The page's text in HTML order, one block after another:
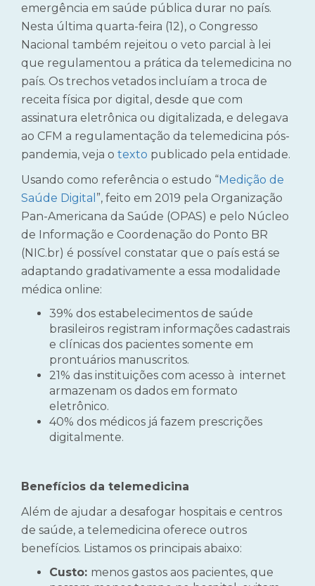
emergência em saúde pública durar no país.
Nesta última quarta-feira (12), o Congresso
Nacional também rejeitou o veto parcial à lei
que regulamentou a prática da telemedicina no
país. Os trechos vetados incluíam a troca de
receita física por digital, desde que com
assinatura eletrônica ou digitalizada, e delegava
ao CFM a regulamentação da telemedicina pós-
pandemia, veja o texto publicado pela entidade.
Usando como referência o estudo “Medição de
Saúde Digital ”, feito em 2019 pela Organização
Pan-Americana da Saúde (OPAS) e pelo Núcleo
de Informação e Coordenação do Ponto BR
(NIC.br) é possível constatar que o país está se
adaptando gradativamente a essa modalidade
médica online:
39% dos estabelecimentos de saúde
brasileiros registram informações cadastrais
e clínicas dos pacientes somente em
prontuários manuscritos.
21% das instituições com acesso à internet
armazenam os dados em formato
eletrônico.
40% dos médicos já fazem prescrições
digitalmente.
Benefícios da telemedicina
Além de ajudar a desafogar hospitais e centros
de saúde, a telemedicina oferece outros
benefícios. Listamos os principais abaixo:
Custo: menos gastos aos pacientes, que